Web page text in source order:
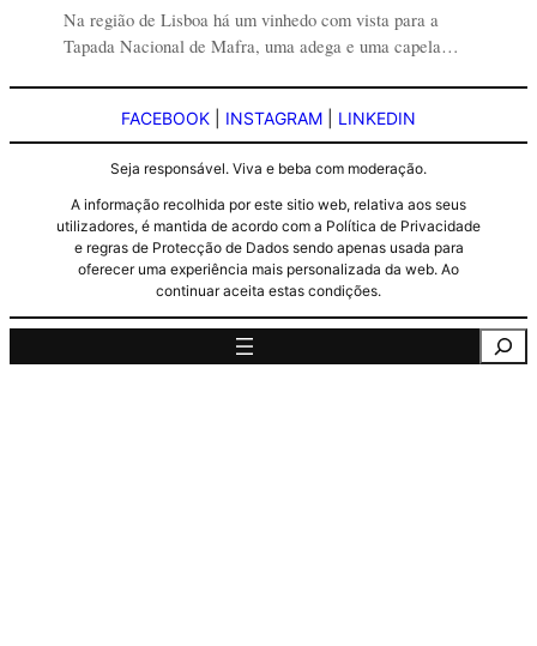
Na região de Lisboa há um vinhedo com vista para a
Tapada Nacional de Mafra, uma adega e uma capela…
FACEBOOK INSTAGRAM LINKEDIN
Seja responsável. Viva e beba com moderação.
A informação recolhida por este sitio web, relativa aos seus
utilizadores, é mantida de acordo com a Política de Privacidade
e regras de Protecção de Dados sendo apenas usada para
oferecer uma experiência mais personalizada da web. Ao
continuar aceita estas condições.